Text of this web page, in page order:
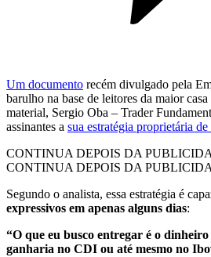
Um documento recém divulgado pela
barulho na base de leitores da maior
material, Sergio Oba – Trader
assinantes a sua estratégia proprietária de
CONTINUA DEPOIS DA
CONTINUA DEPOIS DA
Segundo o analista, essa estratégia é
expressivos em apenas alguns dias:
“O que eu busco entregar é o dinheiro
ganharia no CDI ou até mesmo no